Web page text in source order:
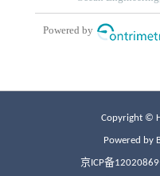
Copyright ©
Powered by
京ICP备